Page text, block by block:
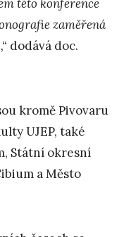
této konference
zaměřená
dodává doc.
kromě Pivovaru
UJEP, také
Státní okresní
a Město